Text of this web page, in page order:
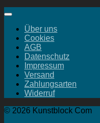
Über uns
Cookies
AGB
Datenschutz
Impressum
Versand
Zahlungsarten
Widerruf
© 2026 Kunstblock Com